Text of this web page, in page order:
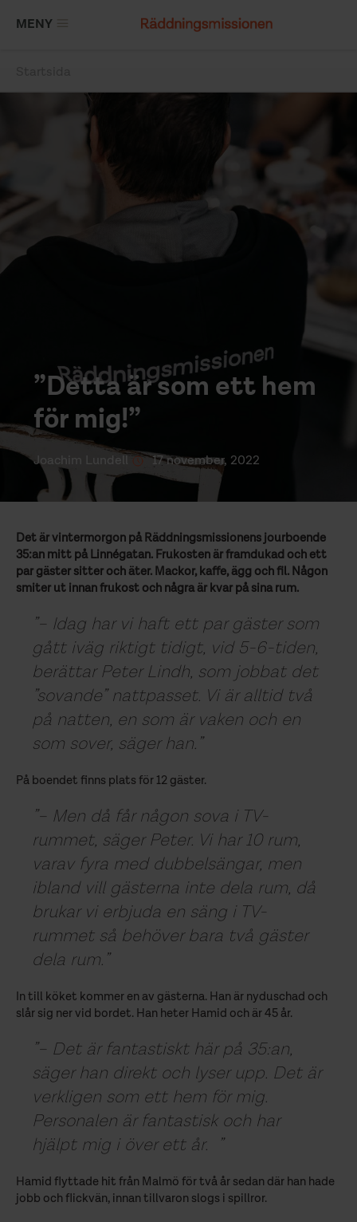
MENY
Länkstig
”Detta är som ett hem
för mig!”
Joachim Lundell 17 november, 2022
Det är vintermorgon på Räddningsmissionens jourboende
35:an mitt på Linnégatan. Frukosten är framdukad och ett
par gäster sitter och äter. Mackor, kaffe, ägg och fil. Någon
smiter ut innan frukost och några är kvar på sina rum.
– Idag har vi haft ett par gäster som
gått iväg riktigt tidigt, vid 5-6-tiden,
berättar Peter Lindh, som jobbat det
”sovande” nattpasset. Vi är alltid två
på natten, en som är vaken och en
som sover, säger han.
På boendet finns plats för 12 gäster.
– Men då får någon sova i TV-
rummet, säger Peter. Vi har 10 rum,
varav fyra med dubbelsängar, men
ibland vill gästerna inte dela rum, då
brukar vi erbjuda en säng i TV-
rummet så behöver bara två gäster
dela rum.
In till köket kommer en av gästerna. Han är nyduschad och
slår sig ner vid bordet. Han heter Hamid och är 45 år.
– Det är fantastiskt här på 35:an,
säger han direkt och lyser upp. Det är
verkligen som ett hem för mig.
Personalen är fantastisk och har
hjälpt mig i över ett år.
Hamid flyttade hit från Malmö för två år sedan där han hade
jobb och flickvän, innan tillvaron slogs i spillror.